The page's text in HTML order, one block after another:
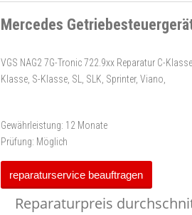
Mercedes
VGS NAG2 7G-Tronic 722.9xx Reparatur C-
Klasse, S-Klasse, SL, SLK, Sprinter, Viano,
Gewährleistung: 12 Monate
Prüfung: Möglich
reparaturservice beauftragen
Reparaturpreis